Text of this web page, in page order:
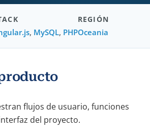
, MySQL, PHP
REGIÓN
Oceania
flujos de usuario, funciones
del proyecto.